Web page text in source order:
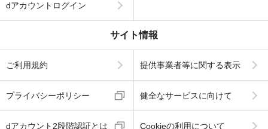
dアカウントログイン
サイト情報
ご利用規約 提供事業者等に関する表示
プライバシーポリシー 健全なサービスに向けて
dアカウント2段階認証とは Cookieの利用について